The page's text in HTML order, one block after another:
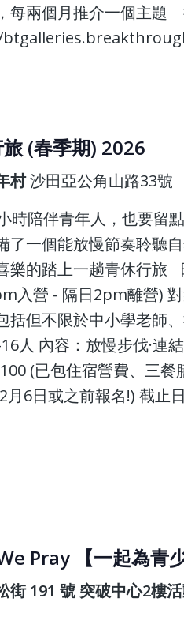
每兩個月推介一個主題
(春季期) 2026
村沙田亞公角山路33號
時陪伴青年人，也要留
了一個能放慢節奏聆聽
樂的踏上一趟青休行旅
入營 - 隔日2pm離營)
括但不限於中小學老師
人 內容：放慢步伐·連
(已包住宿營費、三餐
月6日或之前報名!) 截止
Pray 【一起為青少
街 191 號 突破中心2樓